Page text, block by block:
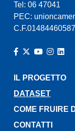
Tel: 06 47041
PEC:
IL PROGETTO
DATASET
COME FRUIRE
CONTATTI